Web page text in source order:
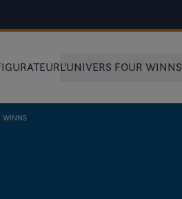
L'UNIVERS FOUR WINNS
WINNS